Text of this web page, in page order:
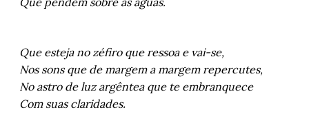
Que esteja no zéfiro que ressoa e vai-se,
Nos sons que de margem a margem repercutes,
No astro de luz argêntea que te embranquece
Com suas claridades.